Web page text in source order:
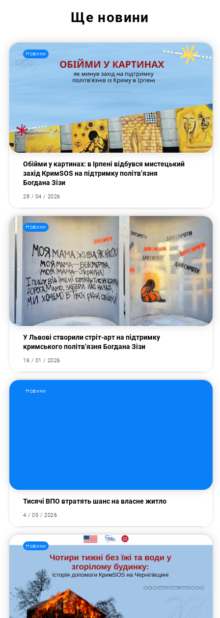
Пошук за запитом:
Ще новини
Новини
Обійми у картинах: в Ірпені відбувся мистецький
захід КримSOS на підтримку політв’язня
Богдана Зізи
28 / 04 / 2026
Новини
У Львові створили стріт-арт на підтримку
кримського політв’язня Богдана Зізи
16 / 01 / 2026
Новини
Тисячі ВПО втратять шанс на власне житло
4 / 05 / 2026
Новини